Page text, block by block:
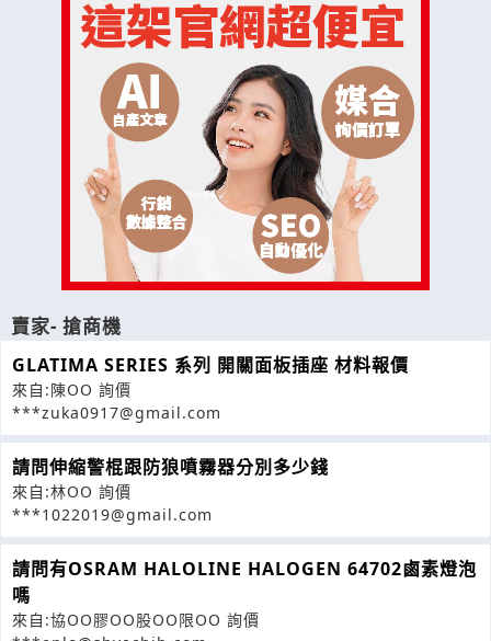
賣家- 搶商機
GLATIMA SERIES 系列 開關面板插座 材料報價
來自:陳OO 詢價
***zuka0917@gmail.com
請問伸縮警棍跟防狼噴霧器分別多少錢
來自:林OO 詢價
***1022019@gmail.com
請問有OSRAM HALOLINE HALOGEN 64702鹵素燈泡
嗎
來自:協OO膠OO股OO限OO 詢價